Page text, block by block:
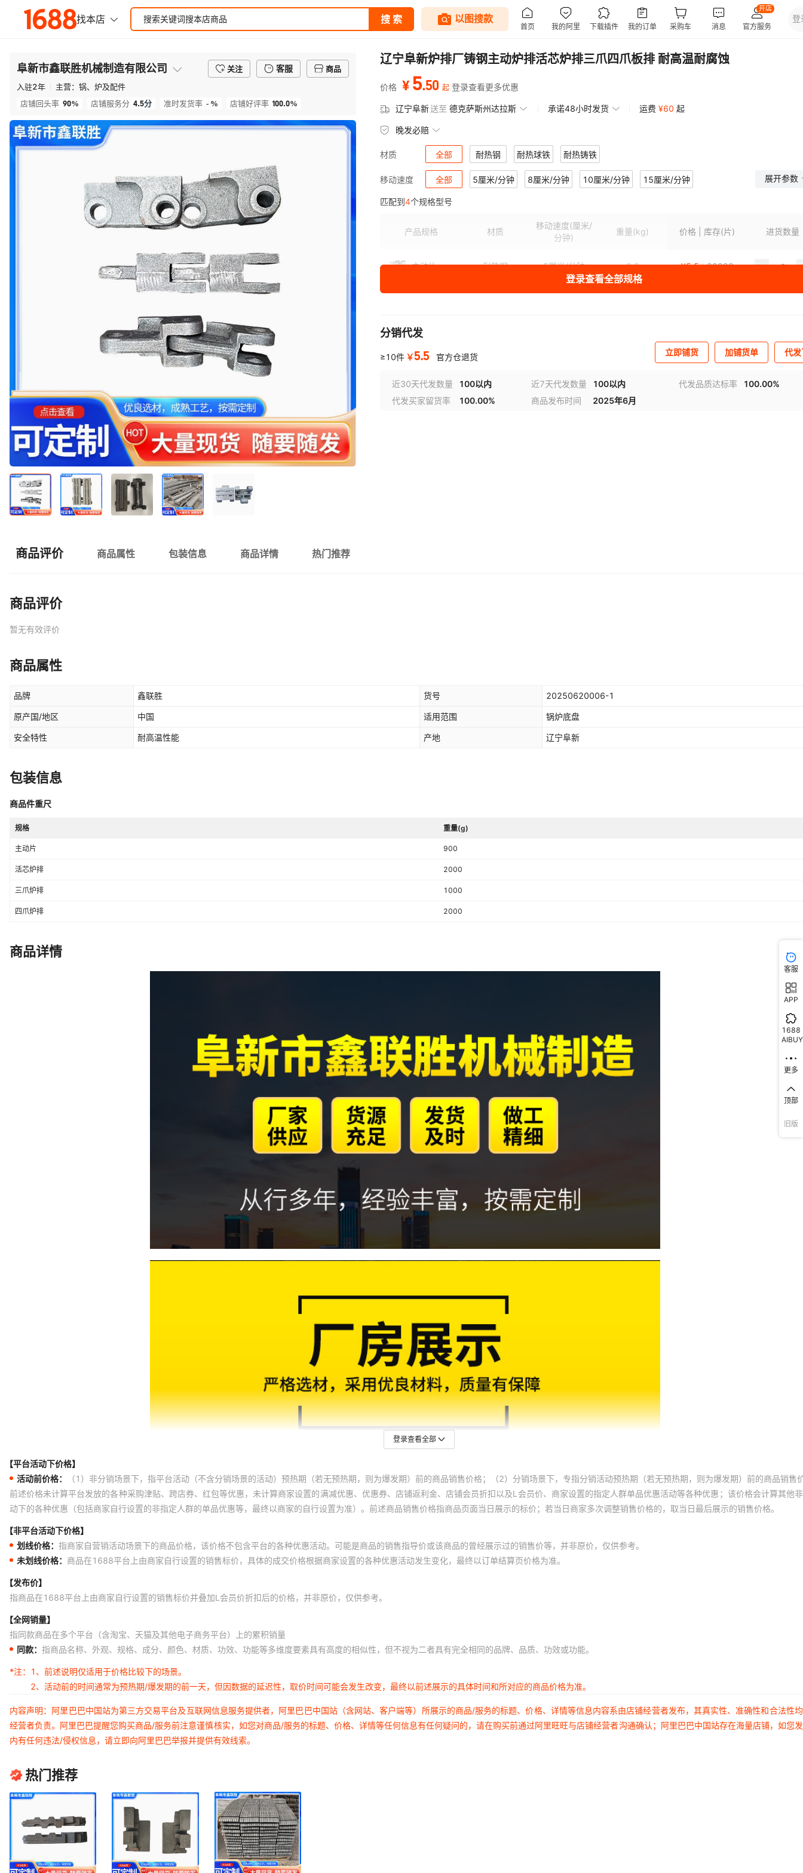
阜新市鑫联胜机械制造有限公司 关注 客服
商品
入驻2年 主营： 锅、炉及配件
店铺回头率 90% 店铺服务分 4.5分 准时发货率 - % 店铺好评率 100.0%
辽宁阜新炉排厂铸钢主动炉排活芯炉排三爪四爪板排 耐高温耐腐蚀
价格 ¥ 5.50 起 登录查看更多优惠
辽宁阜新送至 德克萨斯州达拉斯 承诺48小时发货 运费 ¥60 起
晚发必赔
材质 全部 耐热钢 耐热球铁 耐热铸铁
移动速度 全部 5厘米/分钟 8厘米/分钟 10厘米/分钟 15厘米/分钟 展开参数
匹配到4个规格型号
产品规格 材质
移动速度(厘米/
分钟)
重量(kg) 价格 | 库存(片) 进货数量
主动片 耐热钢 5厘米/分钟 0.9 ¥5.5 99999
三爪炉排
登录查看全部规格
分销代发
≥10件 ￥5.5 官方仓退货 立即铺货 加铺货单 代
近30天代发数量 100以内 近7天代发数量 100以内 代发品质达标率
100.00%
代发买家留货率
100.00% 商品发布时间 2025年6月
商品评价 商品属性 包装信息 商品详情 热门推荐
商品评价
暂无有效评价
商品属性
品牌 鑫联胜 货号 20250620006-1
原产国/地区 中国 适用范围 锅炉底盘
安全特性 耐高温性能 产地 辽宁阜新
包装信息
商品件重尺
规格 重量(g)
主动片 900
活芯炉排 2000
三爪炉排 1000
四爪炉排 2000
商品详情
登录查看全部
【平台活动下价格】
活动前价格：
（1）非分销场景下，指平台活动（不含分销场景的活动）预热期（若无预热期，则为爆发期）前的商品销售价格；（2）分销场景下，专指分销活动预热期（若无预热期，则为爆发期）前的商品销售
前述价格未计算平台发放的各种采购津贴、跨店券、红包等优惠，未计算商家设置的满减优惠、优惠券、店铺返利金、店铺会员折扣以及L会员价、商家设置的指定人群单品优惠活动等各种优惠；该价格会计算其他
动下的各种优惠（包括商家自行设置的非指定人群的单品优惠等，最终以商家的自行设置为准）。前述商品销售价格指商品页面当日展示的标价；若当日商家多次调整销售价格的，取当日最后展示的销售价格。
【非平台活动下价格】
划线价格： 指商家自营销活动场景下的商品价格，该价格不包含平台的各种优惠活动。可能是商品的销售指导价或该商品的曾经展示过的销售价等，并非原价，仅供参考。
未划线价格： 商品在1688平台上由商家自行设置的销售标价，具体的成交价格根据商家设置的各种优惠活动发生变化，最终以订单结算页价格为准。
【发布价】
指商品在1688平台上由商家自行设置的销售标价并叠加L会员价折扣后的价格，并非原价，仅供参考。
【全网销量】
指同款商品在多个平台（含淘宝、天猫及其他电子商务平台）上的累积销量
同款： 指商品名称、外观、规格、成分、颜色、材质、功效、功能等多维度要素具有高度的相似性，但不视为二者具有完全相同的品牌、品质、功效或功能。
*注：
1、前述说明仅适用于价格比较下的场景。
2、活动前的时间通常为预热期/爆发期的前一天，但因数据的延迟性，取价时间可能会发生改变，最终以前述展示的具体时间和所对应的商品价格为准。
内容声明：阿里巴巴中国站为第三方交易平台及互联网信息服务提供者，阿里巴巴中国站（含网站、客户端等）所展示的商品/服务的标题、价格、详情等信息内容系由店铺经营者发布，其真实性、准确性和合法性
经营者负责。阿里巴巴提醒您购买商品/服务前注意谨慎核实，如您对商品/服务的标题、价格、详情等任何信息有任何疑问的，请在购买前通过阿里旺旺与店铺经营者沟通确认；阿里巴巴中国站存在海量店铺，如您
内有任何违法/侵权信息，请立即向阿里巴巴举报并提供有效线索。
热门推荐
客服
APP
1688
AIBUY
更多
顶部
旧版